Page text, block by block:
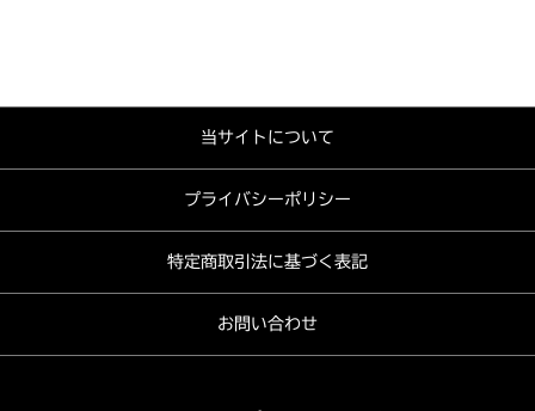
当サイトについて
プライバシーポリシー
特定商取引法に基づく表記
お問い合わせ